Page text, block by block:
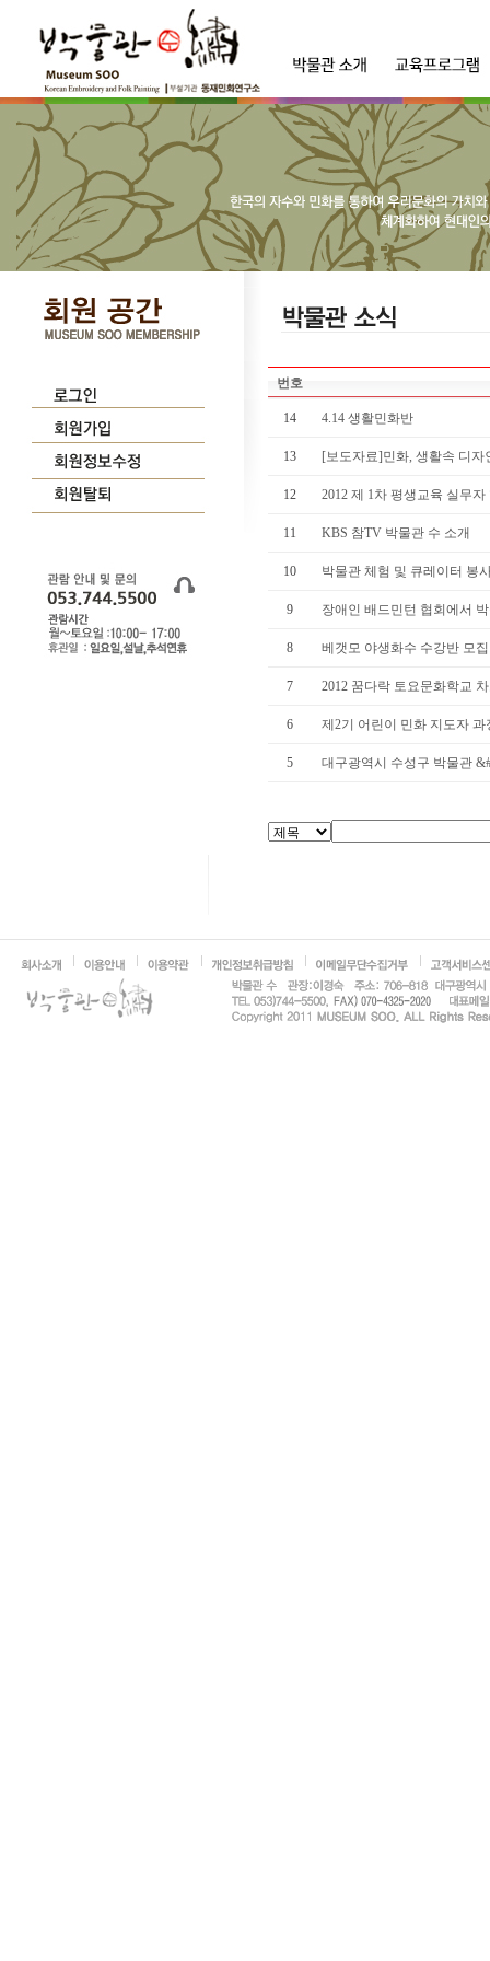
번호
14 4.14 생활민화반
13 [보도자료]민화, 생활속 디자
12 2012 제 1차 평생교육 실무자
11 KBS 참TV 박물관 수 소개
10 박물관 체험 및 큐레이터 봉
9 장애인 배드민턴 협회에서
8 베갯모 야생화수 수강반 모
7 2012 꿈다락 토요문화학교
6 제2기 어린이 민화 지도자 과
5 대구광역시 수성구 박물관